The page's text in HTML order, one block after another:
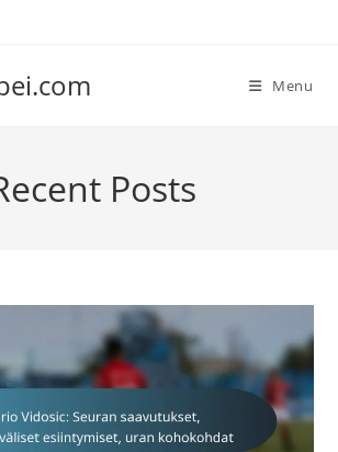
Menu
Posts